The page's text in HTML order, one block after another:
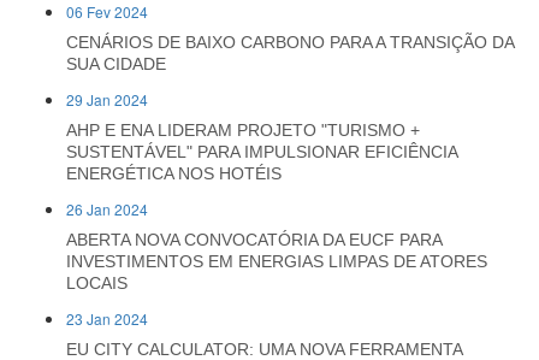
06 Fev 2024
CENÁRIOS DE BAIXO CARBONO PARA A TRANSIÇÃO DA
SUA CIDADE
29 Jan 2024
AHP E ENA LIDERAM PROJETO "TURISMO +
SUSTENTÁVEL" PARA IMPULSIONAR EFICIÊNCIA
ENERGÉTICA NOS HOTÉIS
26 Jan 2024
ABERTA NOVA CONVOCATÓRIA DA EUCF PARA
INVESTIMENTOS EM ENERGIAS LIMPAS DE ATORES
LOCAIS
23 Jan 2024
EU CITY CALCULATOR: UMA NOVA FERRAMENTA